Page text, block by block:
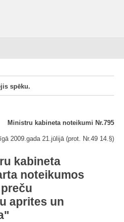
spēku.
Ministru kabineta noteikumi Nr.795
2009.gada 21.jūlijā (prot. Nr.49 14.§)
kabineta
noteikumos
aprites un